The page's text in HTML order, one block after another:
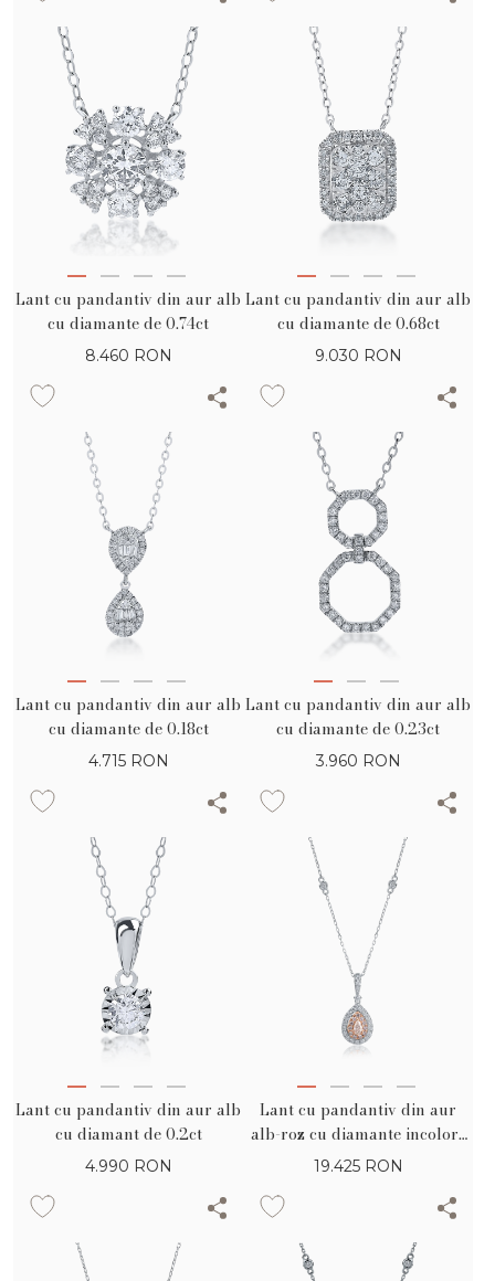
Lant cu pandantiv din aur alb
cu diamante de 0.74ct
8.460 RON
Lant cu pandantiv din aur alb
cu diamante de 0.68ct
9.030 RON
Lant cu pandantiv din aur alb
cu diamante de 0.18ct
4.715 RON
Lant cu pandantiv din aur alb
cu diamante de 0.23ct
3.960 RON
Lant cu pandantiv din aur alb
cu diamant de 0.2ct
4.990 RON
Lant cu pandantiv din aur
alb-roz cu diamante incolore
de 0.31ct si diamante roz pear
19.425 RON